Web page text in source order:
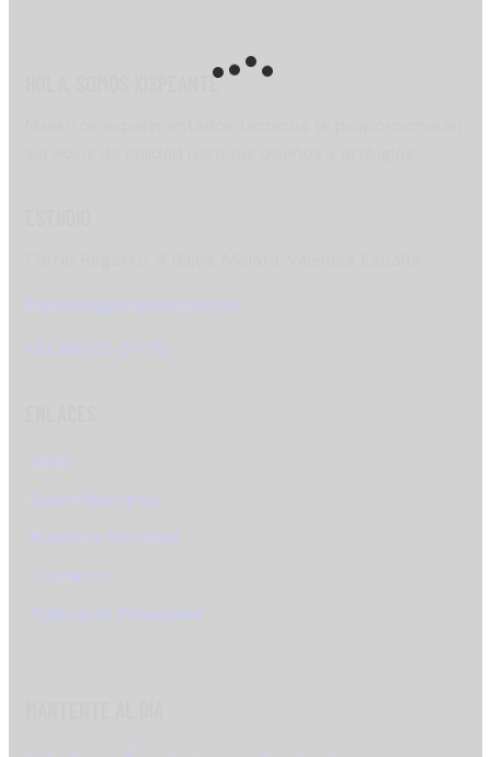
HOLA, SOMOS XISPEANTE
marketing@xispeante.com
+34 681 65 07 75
Inicio
Sobre Nosotros
Nuestros Servicios
Contacto
Política de Privacidad